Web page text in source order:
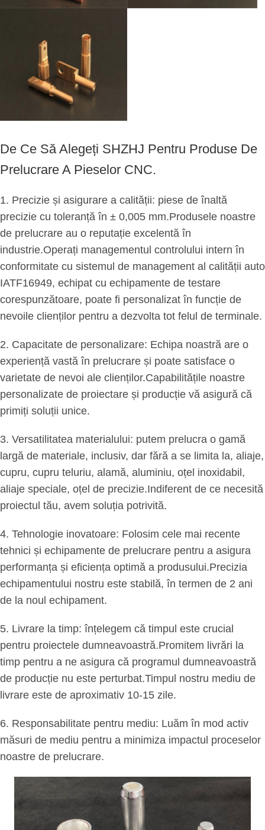
De Ce Să Alegeți SHZHJ Pentru Produse De
Prelucrare A Pieselor CNC.
1. Precizie și asigurare a calității: piese de înaltă
precizie cu toleranță în ± 0,005 mm.Produsele noastre
de prelucrare au o reputație excelentă în
industrie.Operați managementul controlului intern în
conformitate cu sistemul de management al calității auto
IATF16949, echipat cu echipamente de testare
corespunzătoare, poate fi personalizat în funcție de
nevoile clienților pentru a dezvolta tot felul de terminale.
2. Capacitate de personalizare: Echipa noastră are o
experiență vastă în prelucrare și poate satisface o
varietate de nevoi ale clienților.Capabilitățile noastre
personalizate de proiectare și producție vă asigură că
primiți soluții unice.
3. Versatilitatea materialului: putem prelucra o gamă
largă de materiale, inclusiv, dar fără a se limita la, aliaje,
cupru, cupru teluriu, alamă, aluminiu, oțel inoxidabil,
aliaje speciale, oțel de precizie.Indiferent de ce necesită
proiectul tău, avem soluția potrivită.
4. Tehnologie inovatoare: Folosim cele mai recente
tehnici și echipamente de prelucrare pentru a asigura
performanța și eficiența optimă a produsului.Precizia
echipamentului nostru este stabilă, în termen de 2 ani
de la noul echipament.
5. Livrare la timp: înțelegem că timpul este crucial
pentru proiectele dumneavoastră.Promitem livrări la
timp pentru a ne asigura că programul dumneavoastră
de producție nu este perturbat.Timpul nostru mediu de
livrare este de aproximativ 10-15 zile.
6. Responsabilitate pentru mediu: Luăm în mod activ
măsuri de mediu pentru a minimiza impactul proceselor
noastre de prelucrare.